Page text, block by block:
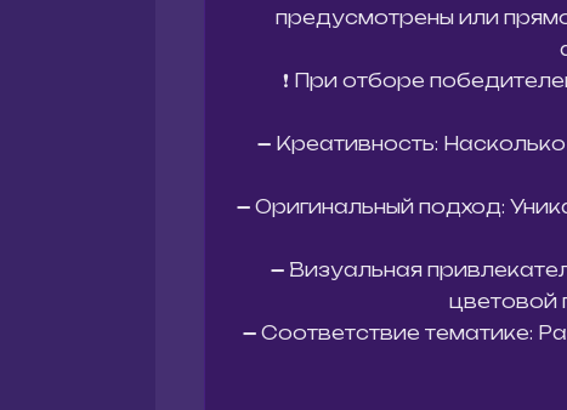
предусмотрены или
❗ При отборе
➖ Креативность:
➖ Оригинальный подход:
➖ Визуальная
цветовой
➖ Соответствие тематике: